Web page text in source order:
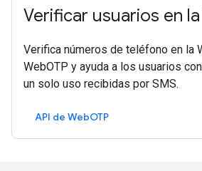
Verificar usuarios en
Verifica números de teléfono en la
WebOTP y ayuda a los usuarios
un solo uso recibidas por SMS.
API de WebOTP